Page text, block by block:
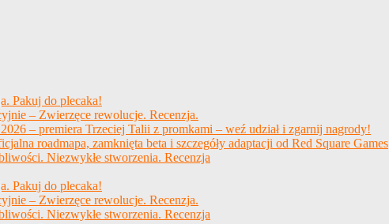
Pakuj do plecaka!
– Zwierzęce rewolucje. Recenzja.
– premiera Trzeciej Talii z promkami – weź udział i zgarnij nagrody!
roadmapa, zamknięta beta i szczegóły adaptacji od Red Square Games
Niezwykłe stworzenia. Recenzja
Pakuj do plecaka!
– Zwierzęce rewolucje. Recenzja.
Niezwykłe stworzenia. Recenzja